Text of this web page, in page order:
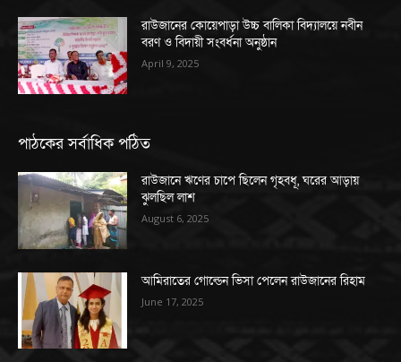
রাউজানের কোয়েপাড়া উচ্চ বালিকা বিদ্যালয়ে নবীন
বরণ ও বিদায়ী সংবর্ধনা অনুষ্ঠান
April 9, 2025
পাঠকের সর্বাধিক পঠিত
রাউজানে ঋণের চাপে ছিলেন গৃহবধূ, ঘরের আড়ায়
ঝুলছিল লাশ
August 6, 2025
আমিরাতের গোল্ডেন ভিসা পেলেন রাউজানের রিহাম
June 17, 2025